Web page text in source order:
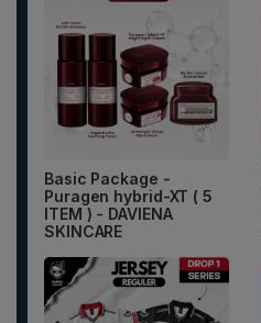
Basic Package -
Puragen hybrid-XT ( 5
ITEM ) - DAVIENA
SKINCARE